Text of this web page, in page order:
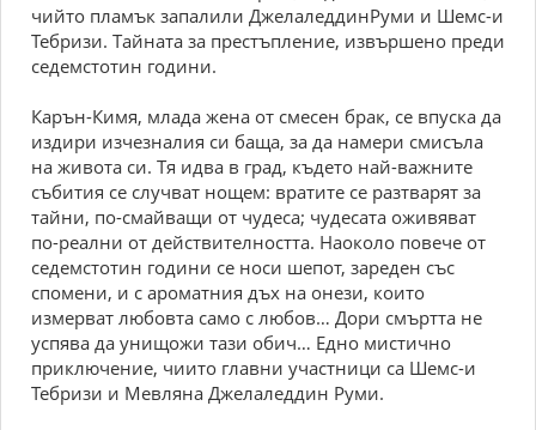
чийто пламък запалили ДжелаледдинРуми и Шемс-и
Тебризи. Тайната за престъпление, извършено преди
седемстотин години.
Карън-Кимя, млада жена от смесен брак, се впуска да
издири изчезналия си баща, за да намери смисъла
на живота си. Тя идва в град, където най-важните
събития се случват нощем: вратите се разтварят за
тайни, по-смайващи от чудеса; чудесата оживяват
по-реални от действителността. Наоколо повече от
седемстотин години се носи шепот, зареден със
спомени, и с ароматния дъх на онези, които
измерват любовта само с любов… Дори смъртта не
успява да унищожи тази обич… Едно мистично
приключение, чиито главни участници са Шемс-и
Тебризи и Мевляна Джелаледдин Руми.